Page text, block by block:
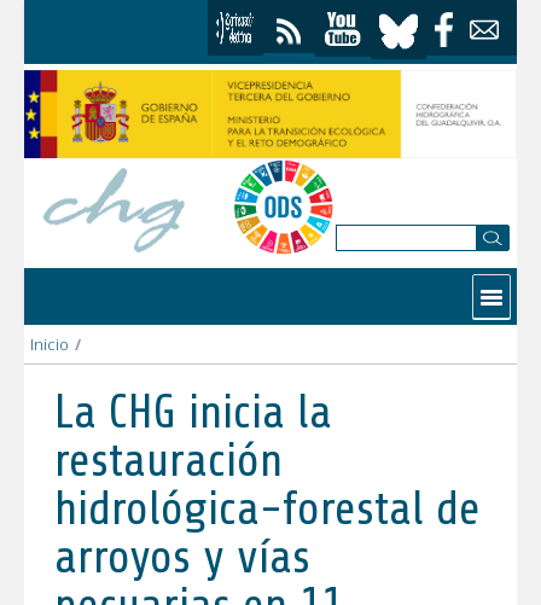
Contactar
Inicio /
La CHG inicia la
restauración
hidrológica-forestal de
arroyos y vías